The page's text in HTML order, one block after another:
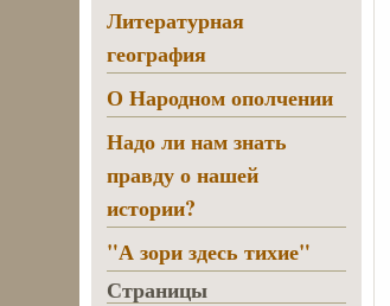
Литературная
география
О Народном ополчении
Надо ли нам знать
правду о нашей
истории?
"А зори здесь тихие"
Страницы